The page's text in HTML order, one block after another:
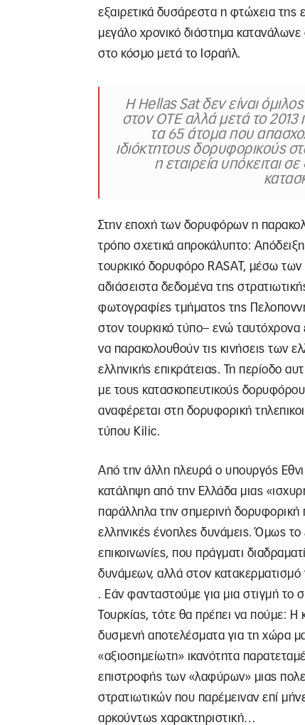
εξαιρετικά δυσάρεστα η φτώχεια της
μεγάλο χρονικό διάστημα
στο κόσμο μετά το Ισραήλ.
Η Hellas Sat δεν είναι
στον ΟΤΕ αλλά μετά το
τα 65 άτομα που
ιδιόκτητους δορυφορικούς
η εταιρεία υπόκειται
Στην εποχή των δορυφόρων η
τρόπο σχετικά απροκάλυπτο:
τουρκικό δορυφόρο RASAT, μέσω
αδιάσειστα δεδομένα της
φωτογραφίες τμήματος της
στον τουρκικό τύπο– ενώ
να παρακολουθούν τις κινήσεις των
ελληνικής επικράτειας. Τη περίοδο
με τους κατασκοπευτικούς
αναφέρεται στη δορυφορική
τύπου Kilic.
Από την άλλη πλευρά ο υπουργός
κατάληψη από την Ελλάδα μιας
παράλληλα την σημερινή δορυφορική
ελληνικές ένοπλες δυνάμεις. Όμως
επικοινωνίες, που πράγματι
δυνάμεων, αλλά στον κατακερματισμό
. Εάν φανταστούμε για μια στιγμή το
Τουρκίας, τότε θα πρέπει να πούμε: Η
δυσμενή αποτελέσματα για τη χώρα
«αξιοσημείωτη» ικανότητα
επιστροφής των «λαφύρων» μιας
στρατιωτικών που παρέμειναν επί
αρκούντως χαρακτηριστική…